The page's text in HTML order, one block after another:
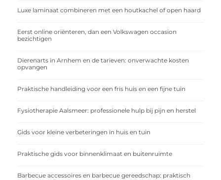
Luxe laminaat combineren met een houtkachel of open haard
Eerst online oriënteren, dan een Volkswagen occasion
bezichtigen
Dierenarts in Arnhem en de tarieven: onverwachte kosten
opvangen
Praktische handleiding voor een fris huis en een fijne tuin
Fysiotherapie Aalsmeer: professionele hulp bij pijn en herstel
Gids voor kleine verbeteringen in huis en tuin
Praktische gids voor binnenklimaat en buitenruimte
Barbecue accessoires en barbecue gereedschap: praktisch